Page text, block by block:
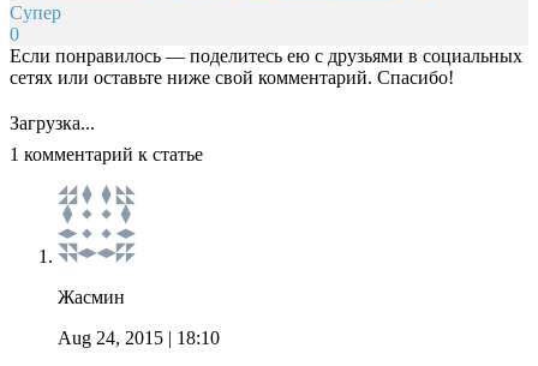
Супер
0
Если понравилось — поделитесь ею с друзьями в социальных
сетях или оставьте ниже свой комментарий. Спасибо!
Загрузка...
1 комментарий к статье
Жасмин
Aug 24, 2015 | 18:10